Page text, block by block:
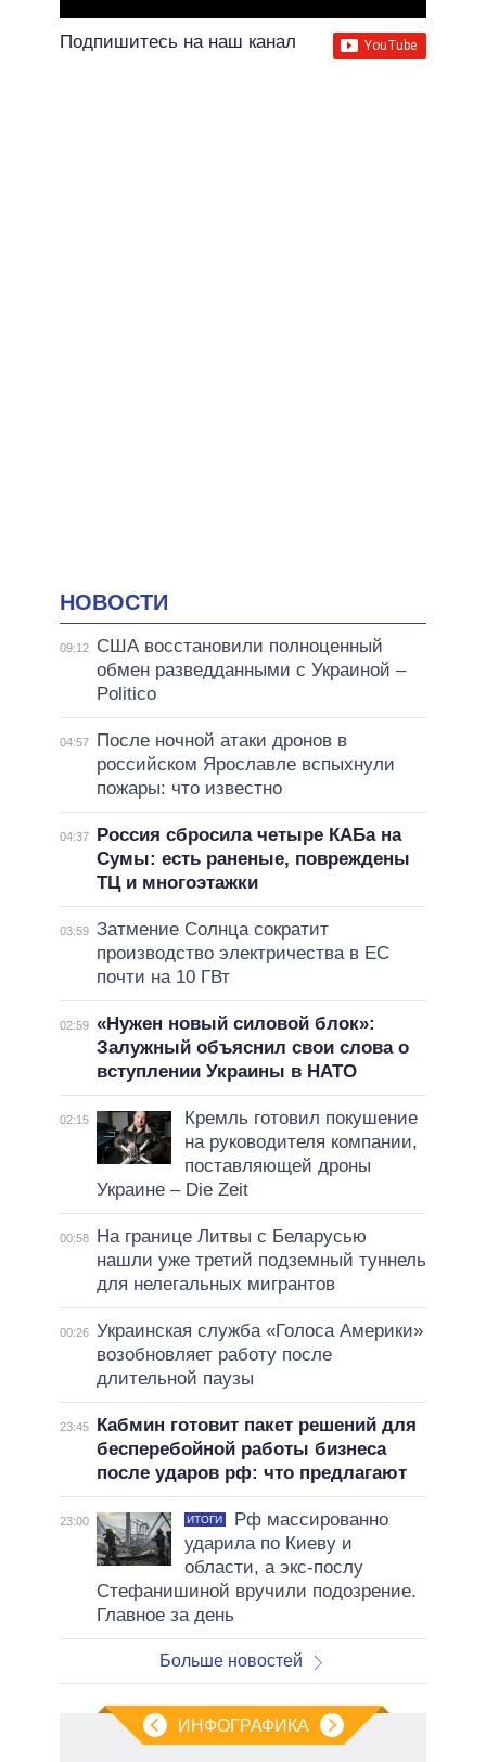
Подпишитесь на наш канал
НОВОСТИ
09:12
США восстановили полноценный
обмен разведданными с Украиной –
Politico
04:57
После ночной атаки дронов в
российском Ярославле вспыхнули
пожары: что известно
04:37
Россия сбросила четыре КАБа на
Сумы: есть раненые, повреждены
ТЦ и многоэтажки
03:59 Затмение Солнца сократит
производство электричества в ЕС
почти на 10 ГВт
02:59 «Нужен новый силовой блок»:
Залужный объяснил свои слова о
вступлении Украины в НАТО
02:15
Кремль готовил покушение
на руководителя компании,
поставляющей дроны
Украине – Die Zeit
00:58
На границе Литвы с Беларусью
нашли уже третий подземный туннель
для нелегальных мигрантов
00:26 Украинская служба «Голоса Америки»
возобновляет работу после
длительной паузы
23:45
Кабмин готовит пакет решений для
бесперебойной работы бизнеса
после ударов рф: что предлагают
23:00 ИТОГИ
Рф массированно
ударила по Киеву и
области, а экс-послу
Стефанишиной вручили подозрение.
Главное за день
Больше новостей
ИНФОГРАФИКА